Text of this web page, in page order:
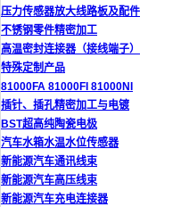
压力传感器放大线路板及配件
不锈钢零件精密加工
高温密封连接器（接线端子）
特殊定制产品
81000FA 81000FI 81000NI
插针、插孔精密加工与电镀
BST超高纯陶瓷电极
汽车水箱水温水位传感器
新能源汽车通讯线束
新能源汽车高压线束
新能源汽车充电连接器